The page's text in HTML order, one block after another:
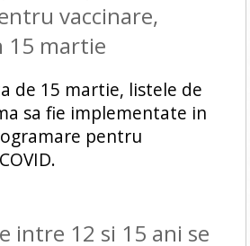
vaccinare,
15 martie
de 15 martie, listele de
sa fie implementate in
pentru
intre 12 si 15 ani se